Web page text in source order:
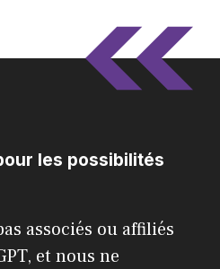
les possibilités
associés ou affiliés
et nous ne